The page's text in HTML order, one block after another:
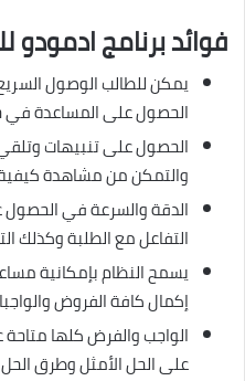
فوائد برنامج ادمودو
يمكن للطالب الوصول
الحصول على المساعدة في
الحصول على تنبيهات
والتمكن من مشاهدة كيفية
الدقة والسرعة في الحصول
التفاعل مع الطلبة وكذلك
يسمح النظام بإمكانية
إكمال كافة الفروض
الواجب والفرض كلها
على الحل الأمثل وطرق